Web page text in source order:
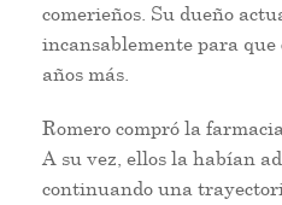
comerieños. Su dueño
incansablemente para
años más.
Romero compró la
A su vez, ellos la habían
continuando una